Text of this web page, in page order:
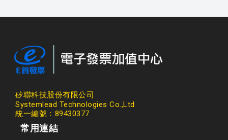
矽聯科技股份有限公司
Systemlead Technologies Co.,Ltd
統一編號：89430377
常用連結